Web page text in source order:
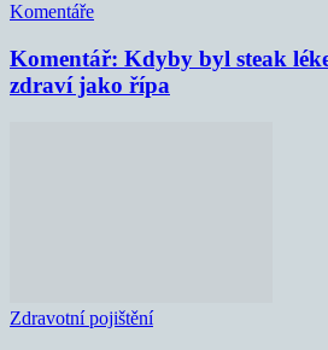
Komentáře
Komentář: Kdyby byl steak
zdraví jako řípa
Zdravotní pojištění